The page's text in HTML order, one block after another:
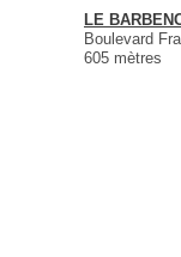
LE
Boulevard
605 mètres